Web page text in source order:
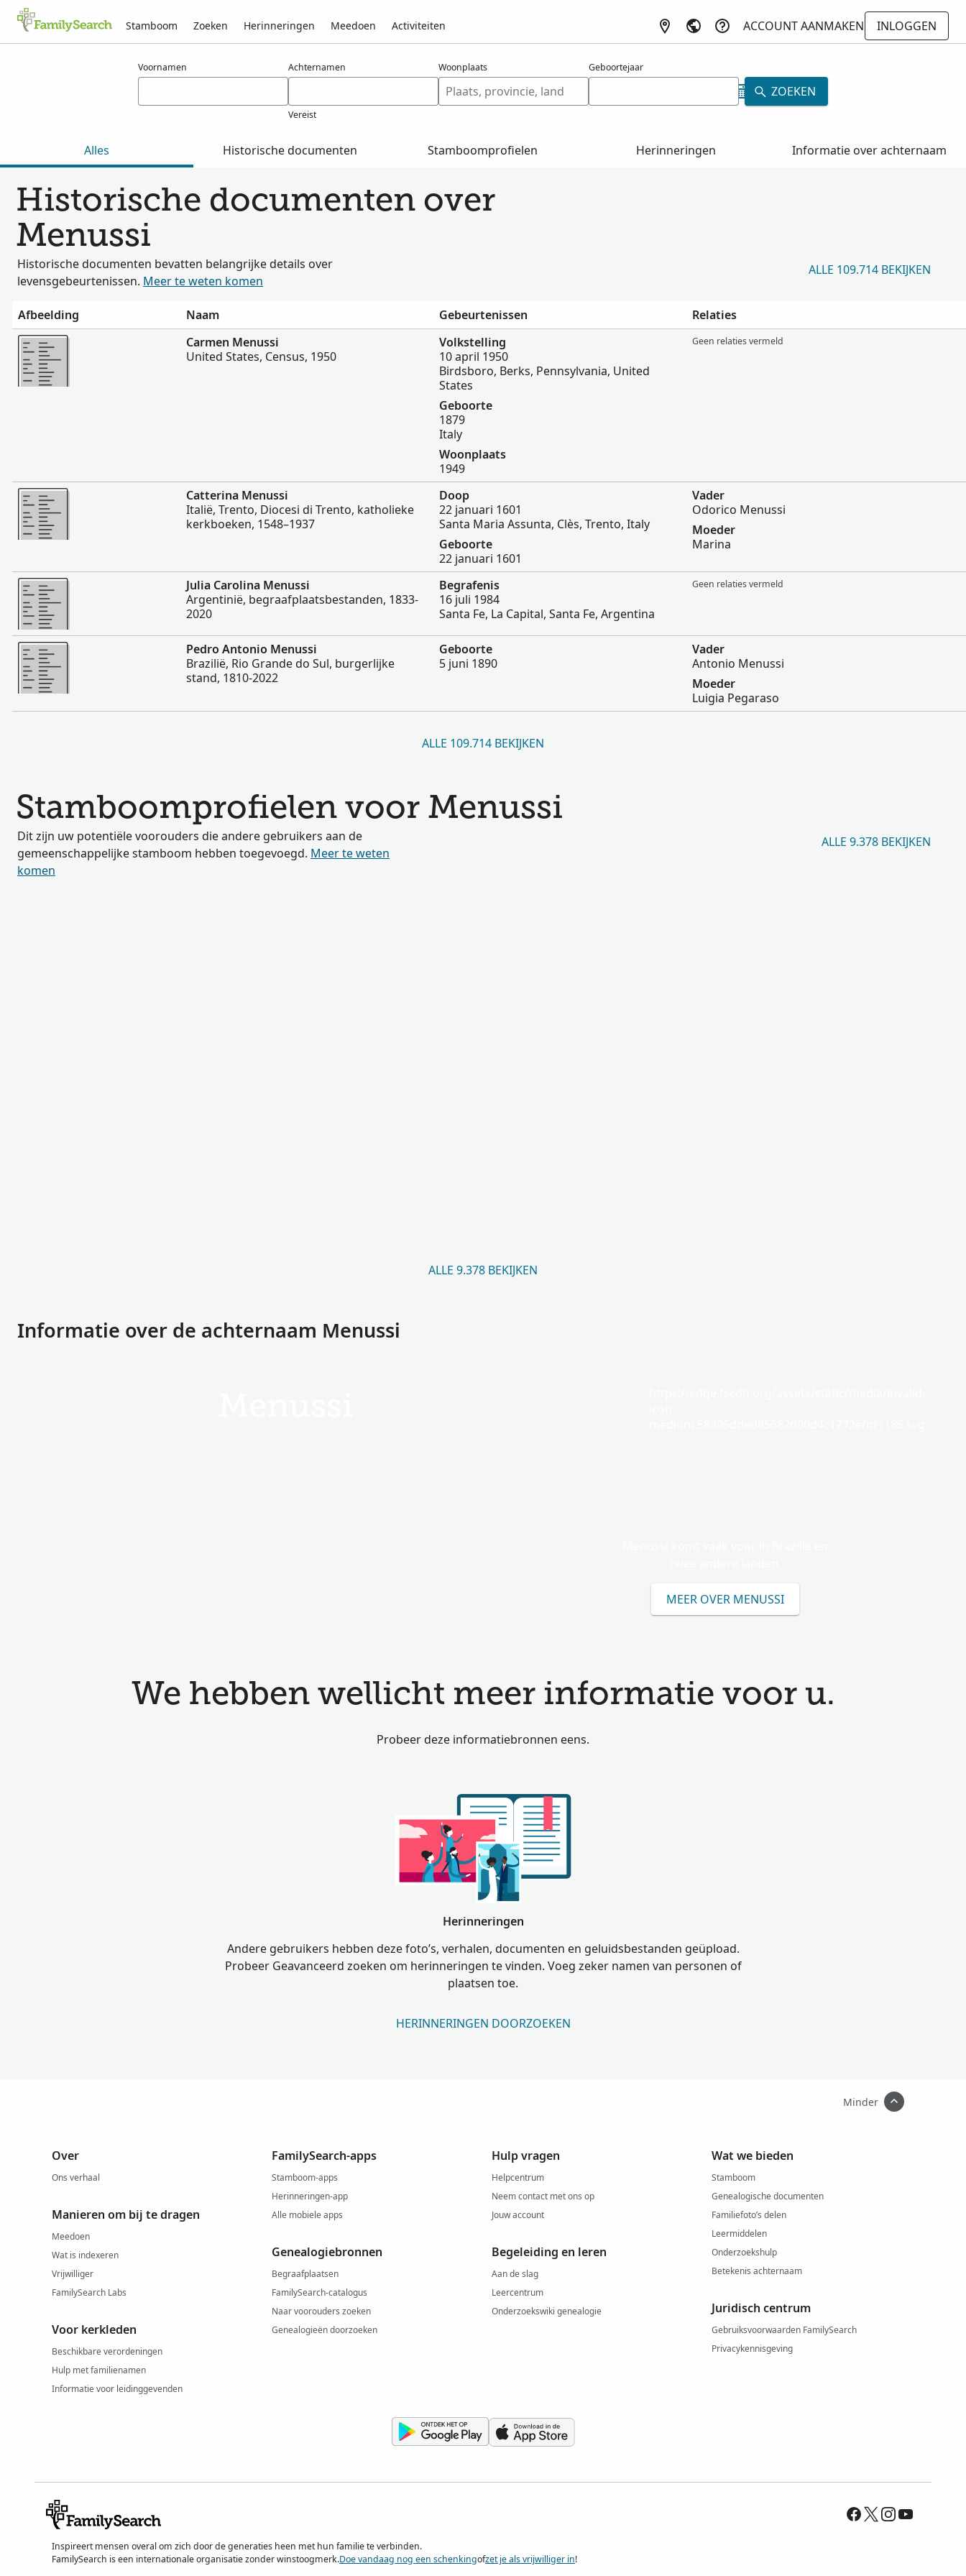
Stamboom Zoeken Herinneringen Meedoen Activiteiten ACCOUNT AANMAKEN
INLOGGEN
Voornamen Achternamen
Vereist
Woonplaats Geboortejaar
ZOEKEN
Alles Historische documenten Stamboomprofielen Herinneringen Informatie over achternaam
Historische documenten over
Menussi
Historische documenten bevatten belangrijke details over
levensgebeurtenissen. Meer te weten komen
ALLE 109.714 BEKIJKEN
Afbeelding Naam Gebeurtenissen
Relaties
Meer
Carmen Menussi
United States, Census, 1950
Volkstelling
10 april 1950
Birdsboro, Berks, Pennsylvania, United
States
Geboorte
1879
Italy
Woonplaats
1949
Geen relaties vermeld
Meer
Catterina Menussi
Italië, Trento, Diocesi di Trento, katholieke
kerkboeken, 1548–1937
Doop
22 januari 1601
Santa Maria Assunta, Clès, Trento, Italy
Geboorte
22 januari 1601
Vader
Odorico Menussi
Moeder
Marina
Meer
Julia Carolina Menussi
Argentinië, begraafplaatsbestanden, 1833-
2020
Begrafenis
16 juli 1984
Santa Fe, La Capital, Santa Fe, Argentina
Geen relaties vermeld
Meer
Pedro Antonio Menussi
Brazilië, Rio Grande do Sul, burgerlijke
stand, 1810-2022
Geboorte
5 juni 1890
Vader
Antonio Menussi
Moeder
Luigia Pegaraso
ALLE 109.714 BEKIJKEN
Stamboomprofielen voor Menussi
Dit zijn uw potentiële voorouders die andere gebruikers aan de
gemeenschappelijke stamboom hebben toegevoegd. Meer te weten
komen
ALLE 9.378 BEKIJKEN
ALLE 9.378 BEKIJKEN
Informatie over de achternaam Menussi
MEER OVER MENUSSI
We hebben wellicht meer informatie voor u.
Probeer deze informatiebronnen eens.
Herinneringen
Andere gebruikers hebben deze foto’s, verhalen, documenten en geluidsbestanden geüpload.
Probeer Geavanceerd zoeken om herinneringen te vinden. Voeg zeker namen van personen of
plaatsen toe.
HERINNERINGEN DOORZOEKEN
Minder
Over
Ons verhaal
Manieren om bij te dragen
Meedoen
Wat is indexeren
Vrijwilliger
FamilySearch Labs
Voor kerkleden
Beschikbare verordeningen
Hulp met familienamen
Informatie voor leidinggevenden
FamilySearch-apps
Stamboom-apps
Herinneringen-app
Alle mobiele apps
Genealogiebronnen
Begraafplaatsen
FamilySearch-catalogus
Naar voorouders zoeken
Genealogieën doorzoeken
Hulp vragen
Helpcentrum
Neem contact met ons op
Jouw account
Begeleiding en leren
Aan de slag
Leercentrum
Onderzoekswiki genealogie
Wat we bieden
Stamboom
Genealogische documenten
Familiefoto’s delen
Leermiddelen
Onderzoekshulp
Betekenis achternaam
Juridisch centrum
Gebruiksvoorwaarden FamilySearch
Privacykennisgeving
Inspireert mensen overal om zich door de generaties heen met hun familie te verbinden.
FamilySearch is een internationale organisatie zonder winstoogmerk.Doe vandaag nog een schenkingofzet je als vrijwilliger in!